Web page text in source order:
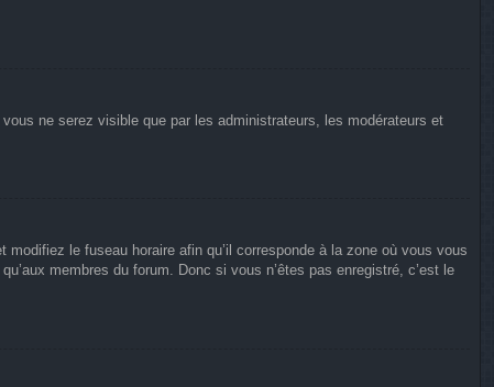
ne serez visible que par les administrateurs, les modérateurs et
modifiez le fuseau horaire afin qu’il corresponde à la zone où vous vous
membres du forum. Donc si vous n’êtes pas enregistré, c’est le